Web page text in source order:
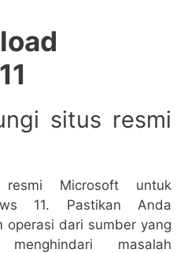
situs resmi
Microsoft untuk
11. Pastikan Anda
operasi dari sumber yang
masalah